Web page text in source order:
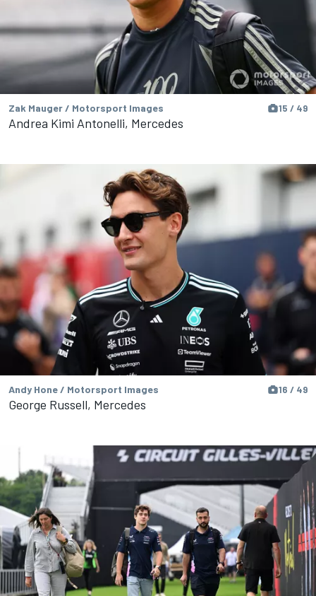
Zak Mauger / Motorsport Images 15 / 49
Andrea Kimi Antonelli, Mercedes
Andy Hone / Motorsport Images 16 / 49
George Russell, Mercedes